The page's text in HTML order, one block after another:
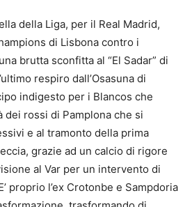
della Liga, per il Real Madrid,
di Lisbona contro i
brutta sconfitta al “El Sadar” di
respiro dall’Osasuna di
indigesto per i Blancos che
dei rossi di Pamplona che si
e al tramonto della prima
grazie ad un calcio di rigore
al Var per un intervento di
proprio l’ex Crotonbe e Sampdoria